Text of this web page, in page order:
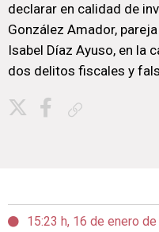
declarar en calidad de
González Amador,
Isabel Díaz Ayuso, en la
dos delitos fiscales y
15:23 h, 16 de enero